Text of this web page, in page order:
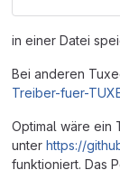
in einer Datei
Bei anderen
Treiber-fuer-
Optimal wäre ein
unter https://
funktioniert. Das